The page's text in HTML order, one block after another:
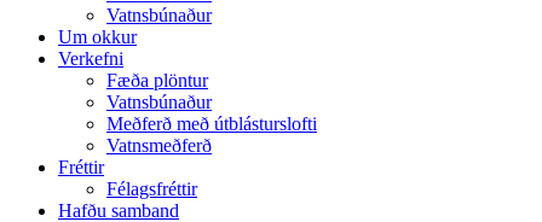
Vatnsbúnaður
Um okkur
Verkefni
Fæða plöntur
Vatnsbúnaður
Meðferð með útblásturslofti
Vatnsmeðferð
Fréttir
Félagsfréttir
Hafðu samband